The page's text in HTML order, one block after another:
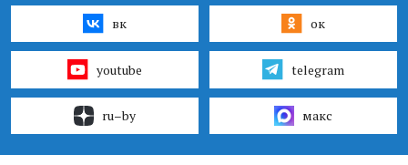
вк ок
youtube telegram
ru–by макс